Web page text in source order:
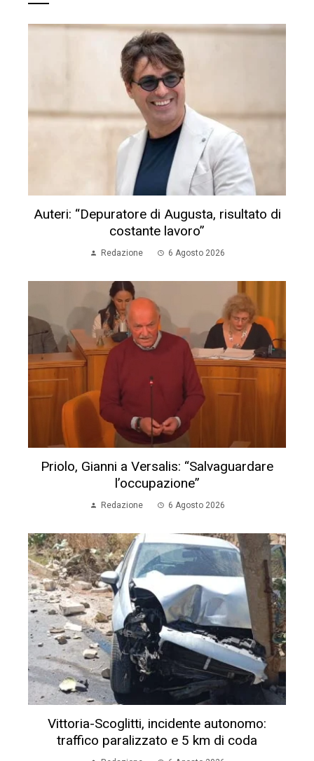
Auteri: “Depuratore di Augusta, risultato di
costante lavoro”
Redazione 6 Agosto 2026
Priolo, Gianni a Versalis: “Salvaguardare
l’occupazione”
Redazione 6 Agosto 2026
Vittoria-Scoglitti, incidente autonomo:
traffico paralizzato e 5 km di coda